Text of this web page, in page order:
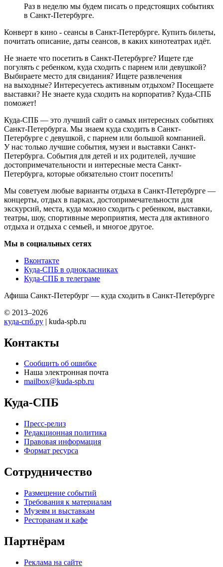
Раз в неделю мы будем писать о предстоящих событиях
в Санкт-Петербурге.
Конверт в кино - сеансы в Санкт-Петербурге. Купить билеты,
почитать описание, даты сеансов, в каких кинотеатрах идёт.
Не знаете что посетить в Санкт-Петербурге? Ищете где
погулять с ребенком, куда сходить с парнем или девушкой?
Выбираете место для свидания? Ищете развлечения
на выходные? Интересуетесь активным отдыхом? Посещаете
выставки? Не знаете куда сходить на корпоратив? Куда-СПБ
поможет!
Куда-СПБ — это лучший сайт о самых интересных событиях
Санкт-Петербурга. Мы знаем куда сходить в Санкт-
Петербурге с девушкой, с парнем или большой компанией.
У нас только лучшие события, музеи и выставки Санкт-
Петербурга. События для детей и их родителей, лучшие
достопримечательности и интересные места Санкт-
Петербурга, которые обязательно стоит посетить!
Мы советуем любые варианты отдыха в Санкт-Петербурге —
концерты, отдых в парках, достопримечательности для
экскурсий, места, куда можно сходить с ребенком, выставки,
театры, шоу, спортивные мероприятия, места для активного
отдыха и отдыха с семьей, и многое другое.
Мы в социальных сетях
Вконтакте
Куда-СПБ в однокласниках
Куда-СПБ в телеграме
Афиша Санкт-Петербург — куда сходить в Санкт-Петербурге
© 2013–2026
куда-спб.ру | kuda-spb.ru
Контакты
Сообщить об ошибке
Наша электронная почта
mailbox@kuda-spb.ru
Куда-СПБ
Пресс-релиз
Редакционная политика
Правовая информация
Формат ресурса
Сотрудничество
Размещение событий
Требования к материалам
Музеям и выставкам
Ресторанам и кафе
Партнёрам
Реклама на сайте